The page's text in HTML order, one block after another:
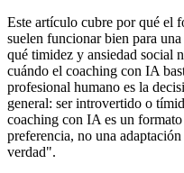
Este artículo cubre por qué el
suelen funcionar bien para
qué timidez y ansiedad social
cuándo el coaching con IA
profesional humano es la
general: ser introvertido o
coaching con IA es un
preferencia, no una
verdad".